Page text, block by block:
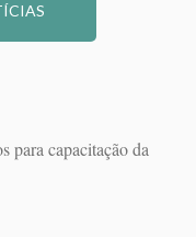
para capacitação da